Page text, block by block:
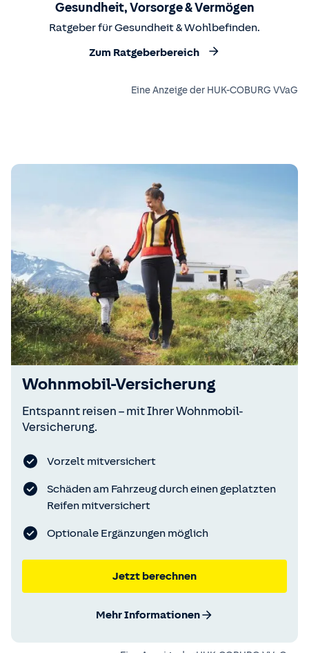
Gesundheit, Vorsorge & Vermögen
Ratgeber für Gesundheit & Wohlbefinden.
Zum Ratgeberbereich
Eine Anzeige der HUK-COBURG VVaG
Wohnmobil-Versicherung
Entspannt reisen – mit Ihrer Wohnmobil-
Versicherung.
Vorzelt mitversichert
Schäden am Fahrzeug durch einen geplatzten
Reifen mitversichert
Optionale Ergänzungen möglich
Jetzt berechnen
Mehr Informationen